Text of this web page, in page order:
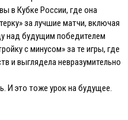
в Кубке России, где она
за лучшие матчи, включая
над будущим победителем
с минусом» за те игры, где
и выглядела невразумительно
И это тоже урок на будущее.